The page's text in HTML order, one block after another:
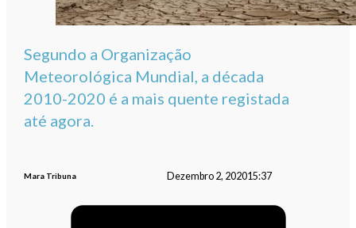
Segundo a Organização
Meteorológica Mundial, a década
2010-2020 é a mais quente registada
até agora.
Mara Tribuna Dezembro 2, 202015:37